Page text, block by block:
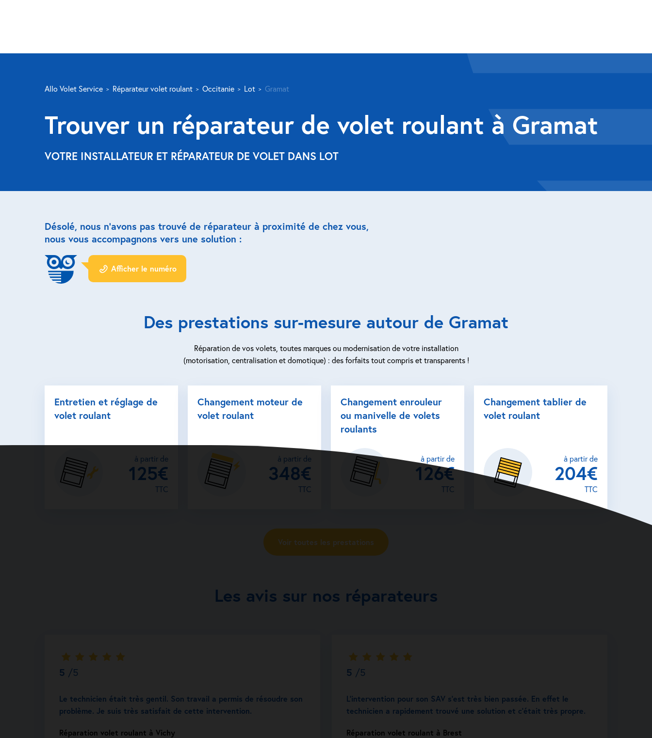
Allo Volet Service Réparateur volet roulant Occitanie Lot Gramat
Trouver un réparateur de volet roulant à Gramat
VOTRE INSTALLATEUR ET RÉPARATEUR DE VOLET DANS LOT
Désolé, nous n’avons pas trouvé de réparateur à proximité de chez vous,
nous vous accompagnons vers une solution :
Afficher le numéro
Des prestations sur-mesure autour de Gramat
Réparation de vos volets, toutes marques ou modernisation de votre installation
(motorisation, centralisation et domotique) : des forfaits tout compris et transparents !
Entretien et réglage de
volet roulant
à partir de
125€
TTC
Changement moteur de
volet roulant
à partir de
348€
TTC
Changement enrouleur
ou manivelle de volets
roulants
à partir de
126€
TTC
Changement tablier de
volet roulant
à partir de
204€
TTC
Voir toutes les prestations
Les avis sur nos réparateurs
5 /5
Le technicien était très gentil. Son travail a permis de résoudre son
problème. Je suis très satisfait de cette intervention.
Réparation volet roulant à Vichy
5 /5
L’intervention pour son SAV s’est très bien passée. En effet le
technicien a rapidement trouvé une solution et c’était très propre.
Réparation volet roulant à Brest